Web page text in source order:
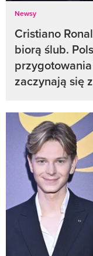
Newsy
Cristiano
biorą ślub.
zaczynają się